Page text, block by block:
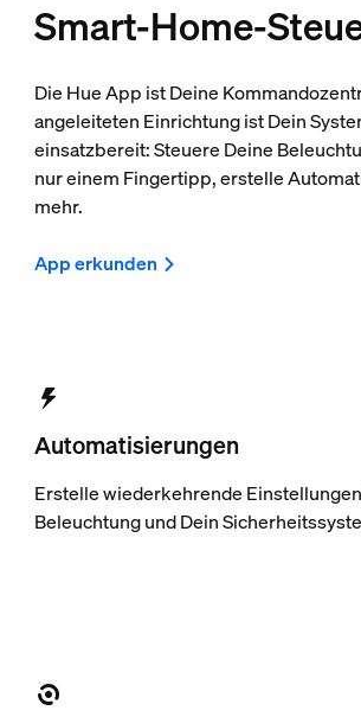
Smart-Home-
Die Hue App ist Deine
angeleiteten Einrichtung ist Dein
einsatzbereit: Steuere Deine
nur einem Fingertipp, erstelle
mehr.
App erkunden
Automatisierungen
Erstelle wiederkehrende
Beleuchtung und Dein